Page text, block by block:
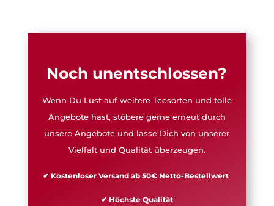
Noch unentschlossen?
Wenn Du Lust auf weitere Teesorten und tolle
Angebote hast, stöbere gerne erneut durch
unsere Angebote und lasse Dich von unserer
Vielfalt und Qualität überzeugen.
✔ Kostenloser Versand ab 50€ Netto-Bestellwert
✔ Höchste Qualität